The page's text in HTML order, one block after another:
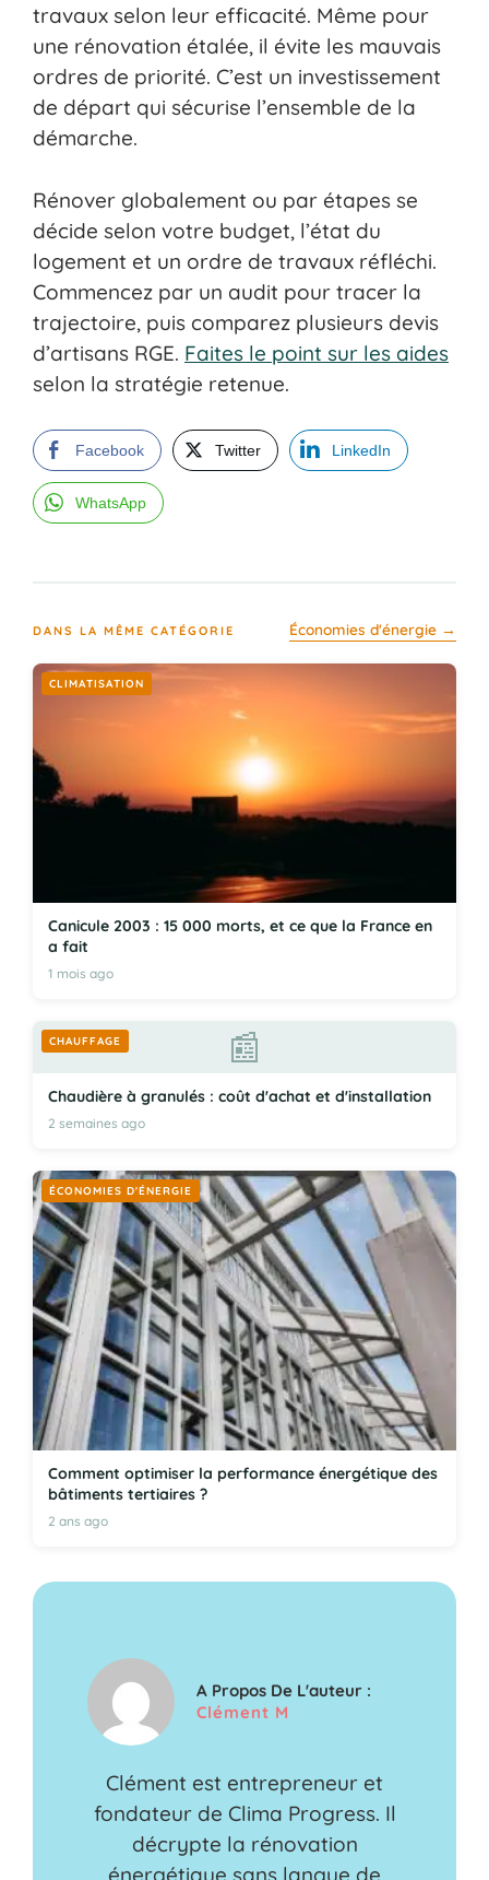
travaux selon leur efficacité. Même pour
une rénovation étalée, il évite les mauvais
ordres de priorité. C’est un investissement
de départ qui sécurise l’ensemble de la
démarche.
Rénover globalement ou par étapes se
décide selon votre budget, l’état du
logement et un ordre de travaux réfléchi.
Commencez par un audit pour tracer la
trajectoire, puis comparez plusieurs devis
d’artisans RGE. Faites le point sur les aides
selon la stratégie retenue.
Facebook Twitter LinkedIn
WhatsApp
DANS LA MÊME CATÉGORIE Économies d'énergie →
CLIMATISATION
Canicule 2003 : 15 000 morts, et ce que la France en
a fait
1 mois ago
📰
CHAUFFAGE
Chaudière à granulés : coût d'achat et d'installation
2 semaines ago
ÉCONOMIES D'ÉNERGIE
Comment optimiser la performance énergétique des
bâtiments tertiaires ?
2 ans ago
A Propos De L'auteur :
Clément M
Clément est entrepreneur et
fondateur de Clima Progress. Il
décrypte la rénovation
énergétique sans langue de